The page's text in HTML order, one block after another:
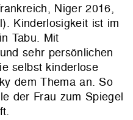
Niger 2016,
Kinderlosigkeit ist im
Tabu. Mit
sehr persönlichen
selbst kinderlose
dem Thema an. So
der Frau zum Spiegel